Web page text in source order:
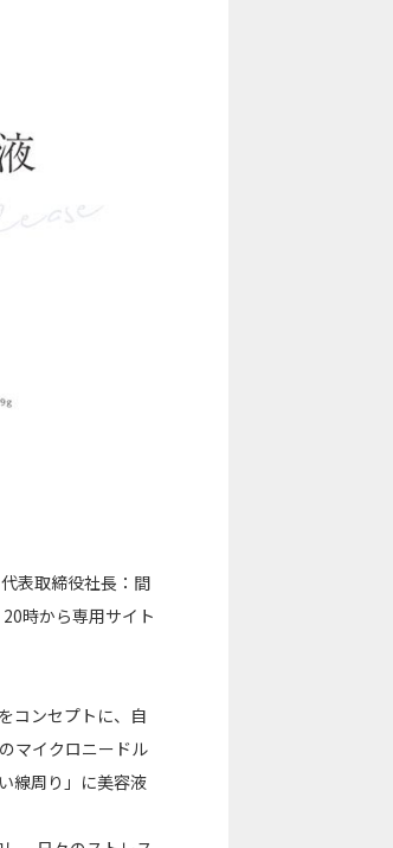
表取締役社長：間
時から専用サイト
コンセプトに、自
マイクロニードル
線周り」に美容液